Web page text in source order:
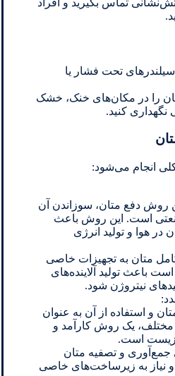
تماس بگیرید و افراد
تحت فشار یا
را در مکان‌های خنک، خشک
نگهداری کنید.
انجام می‌شود:
روش دفع متان، سوزاندن آن
است. این روش باعث
هوا و تولید انرژی
متان به تجهیزات خاصی
باعث تولید آلاینده‌های
نیتروژن شود.
و استفاده از آن به عنوان
یک روش کارآمد و
زیست است.
جمع‌آوری و تصفیه متان
و نیاز به زیرساخت‌های خاصی